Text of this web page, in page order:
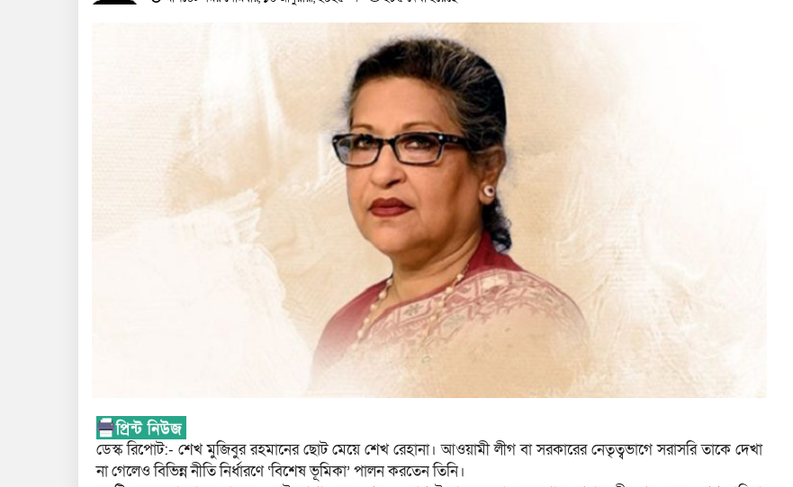
ডেস্ক রিপোট:- শেখ মুজিবুর রহমানের ছোট মেয়ে শেখ রেহানা। আওয়ামী লীগ বা সরকারের নেতৃত্বভাগে সরাসরি তাকে দেখা
না গেলেও বিভিন্ন নীতি নির্ধারণে ‘বিশেষ ভূমিকা’ পালন করতেন তিনি।